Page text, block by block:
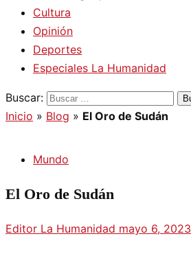
Cultura
Opinión
Deportes
Especiales La Humanidad
Buscar:
Inicio » Blog » El Oro de Sudán
Mundo
El Oro de Sudán
Editor La Humanidad mayo 6, 2023